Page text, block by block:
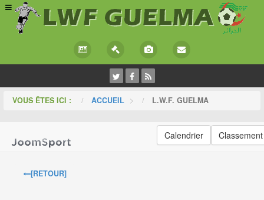
VOUS ÊTES ICI : ACCUEIL > L.W.F. GUELMA
Calendrier Classement
[RETOUR]